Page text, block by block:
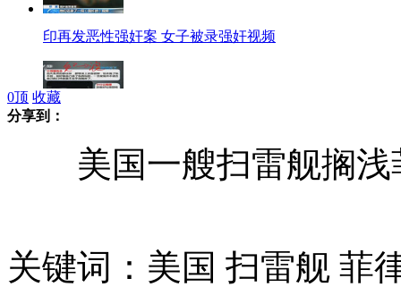
印再发恶性强奸案 女子被录强奸视频
0顶 收藏
分享到：
美国一艘扫雷舰搁浅
关键词：美国 扫雷舰 菲